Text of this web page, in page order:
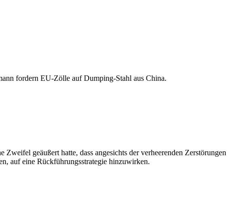
fordern EU-Zölle auf Dumping-Stahl aus China.
geäußert hatte, dass angesichts der verheerenden Zerstörungen
auf eine Rückführungsstrategie hinzuwirken.